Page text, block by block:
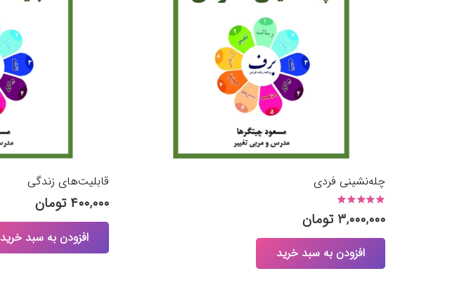
چله‌نشینی فردی
5.00از 5۳,۰۰۰,۰۰۰ تومان
افزودن به سبد خرید
قابلیت‌های زندگی
۴۰۰,۰۰۰ تومان
افزودن به سبد خرید